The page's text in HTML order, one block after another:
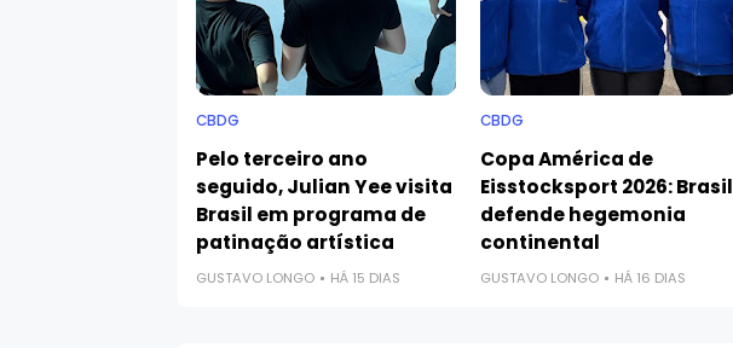
CBDG
Pelo terceiro ano
seguido, Julian Yee visita
Brasil em programa de
patinação artística
GUSTAVO LONGO HÁ 15 DIAS
CBDG
Copa América de
Eisstocksport 2026: Brasil
defende hegemonia
continental
GUSTAVO LONGO HÁ 16 DIAS